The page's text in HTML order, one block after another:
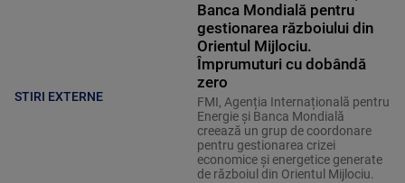
STIRI EXTERNE
Banca Mondială pentru
gestionarea războiului din
Orientul Mijlociu.
Împrumuturi cu dobândă
zero
FMI, Agenția Internațională pentru
Energie și Banca Mondială
creează un grup de coordonare
pentru gestionarea crizei
economice și energetice generate
de războiul din Orientul Mijlociu.